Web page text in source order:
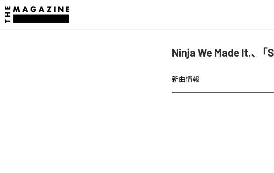
Ninja We Made It.、「
新曲情報